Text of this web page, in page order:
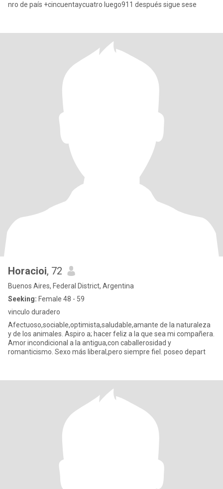
nro de país +cincuentaycuatro luego911 después sigue sese
Horacioi, 72
Buenos Aires, Federal District, Argentina
Seeking: Female 48 - 59
vinculo duradero
Afectuoso,sociable,optimista,saludable,amante de la naturaleza
y de los animales. Aspiro a; hacer feliz a la que sea mi compañera.
Amor incondicional a la antigua,con caballerosidad y
romanticismo. Sexo más liberal,pero siempre fiel. poseo depart